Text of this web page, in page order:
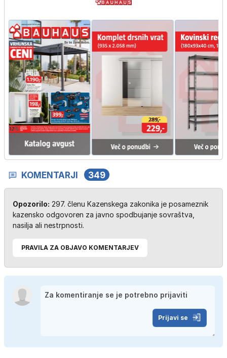
KOMENTARJI 349
Opozorilo: 297. členu Kazenskega zakonika je posameznik
kazensko odgovoren za javno spodbujanje sovraštva,
nasilja ali nestrpnosti.
PRAVILA ZA OBJAVO KOMENTARJEV
Prijavi se